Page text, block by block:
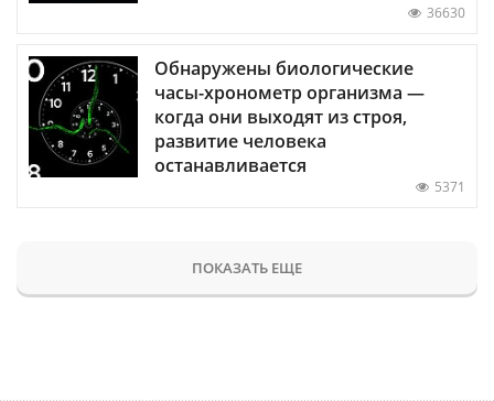
36630
Обнаружены биологические
часы-хронометр организма —
когда они выходят из строя,
развитие человека
останавливается
5371
ПОКАЗАТЬ ЕЩЕ